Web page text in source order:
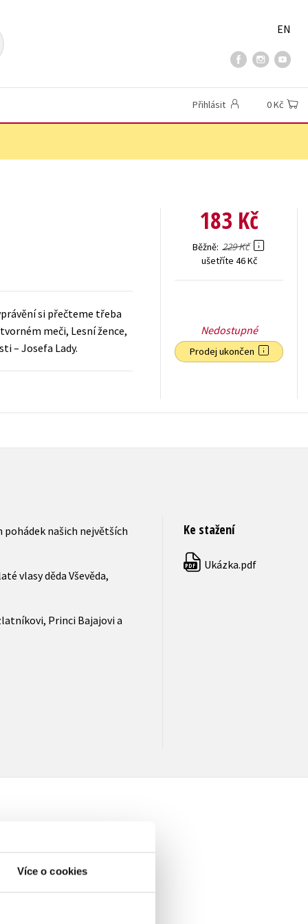
Více o cookies
EN
Přihlásit 0 Kč
si přečteme třeba
meči, Lesní žence,
– Josefa Lady.
183 Kč
Běžně 229 Kč
ušetříte 46 Kč
Nedostupné
Prodej ukončen
pohádek našich největších
vlasy děda Vševěda,
Princi Bajajovi a
Ke stažení
PDF Ukázka.pdf